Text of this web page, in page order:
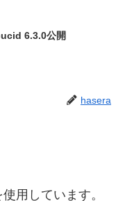
6.3.0公開
hasera
用しています。